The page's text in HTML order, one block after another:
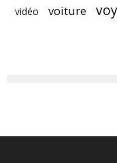
vidéo
voiture